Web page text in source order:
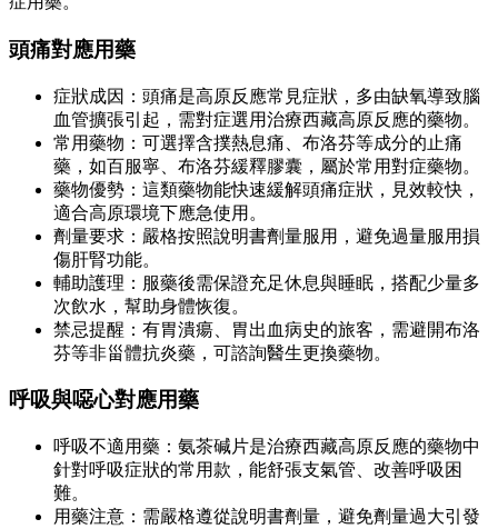
頭痛對應用藥
症狀成因：頭痛是高原反應常見症狀，多由缺氧導致腦
血管擴張引起，需對症選用治療西藏高原反應的藥物。
常用藥物：可選擇含撲熱息痛、布洛芬等成分的止痛
藥，如百服寧、布洛芬緩釋膠囊，屬於常用對症藥物。
藥物優勢：這類藥物能快速緩解頭痛症狀，見效較快，
適合高原環境下應急使用。
劑量要求：嚴格按照說明書劑量服用，避免過量服用損
傷肝腎功能。
輔助護理：服藥後需保證充足休息與睡眠，搭配少量多
次飲水，幫助身體恢復。
禁忌提醒：有胃潰瘍、胃出血病史的旅客，需避開布洛
芬等非甾體抗炎藥，可諮詢醫生更換藥物。
呼吸與噁心對應用藥
呼吸不適用藥：氨茶碱片是治療西藏高原反應的藥物中
針對呼吸症狀的常用款，能舒張支氣管、改善呼吸困
難。
用藥注意：需嚴格遵從說明書劑量，避免劑量過大引發